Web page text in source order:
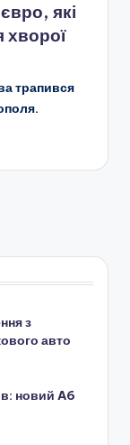
які
хворої
трапився
з
авто
новий A6